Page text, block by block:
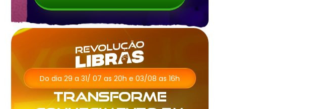
Do dia 29 a 31/ 07 as 20h e 03/08 as 16h
Transforme